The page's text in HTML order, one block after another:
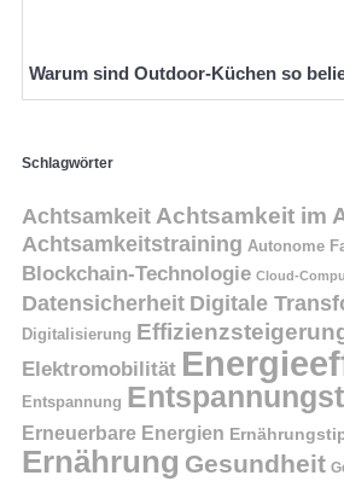
Warum sind Outdoor-Küchen so
Schlagwörter
AchtsamkeitAchtsamkeit im
Achtsamkeitstraining Autonome
Blockchain-Technologie Cloud-
Datensicherheit Digitale
Digitalisierung
Elektromobilität
Entspannung
Erneuerbare Energien
Ernährung Gesundheit